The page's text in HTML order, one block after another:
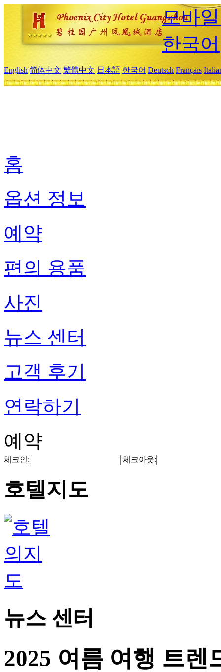
모바
한국어
English 简体中文 繁體中文 日本語 한국어 Deutsch Français
홈
옵션 정보
예약
편의 용품
사진
뉴스 센터
고객 후기
연락하기
예약
체크인: 체크아웃:
호텔지도
뉴스 센터
2025 여름 여행 트